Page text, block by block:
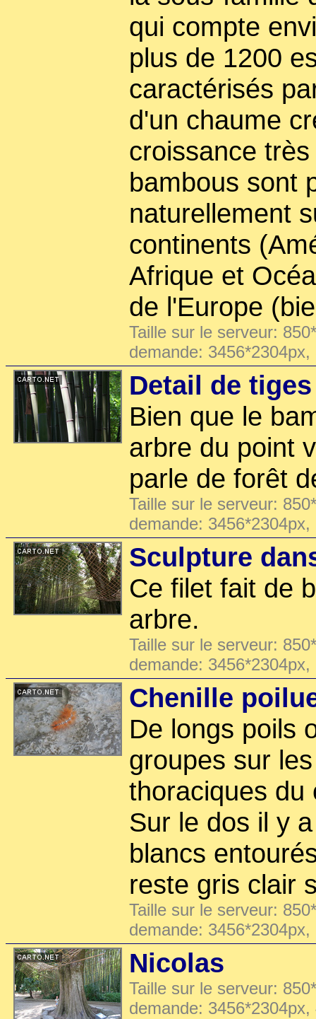
qui compte
plus de 1200
caractérisés
d'un chaume
croissance
bambous sont
naturellement
continents
Afrique et
de l'Europe
Taille sur le serveur:
demande:
Detail de
Bien que le
arbre du point
parle de forêt
Taille sur le serveur:
demande:
Sculpture
Ce filet fait de
arbre.
Taille sur le serveur:
demande:
Chenille
De longs poils
groupes sur
thoraciques du
Sur le dos il y
blancs
reste gris clair
Taille sur le serveur:
demande:
Nicolas
Taille sur le serveur:
demande: